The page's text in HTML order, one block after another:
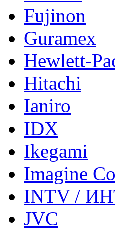
Fujinon
Guramex
Hewlett-
Hitachi
Ianiro
IDX
Ikegami
Imagine
INTV /
JVC